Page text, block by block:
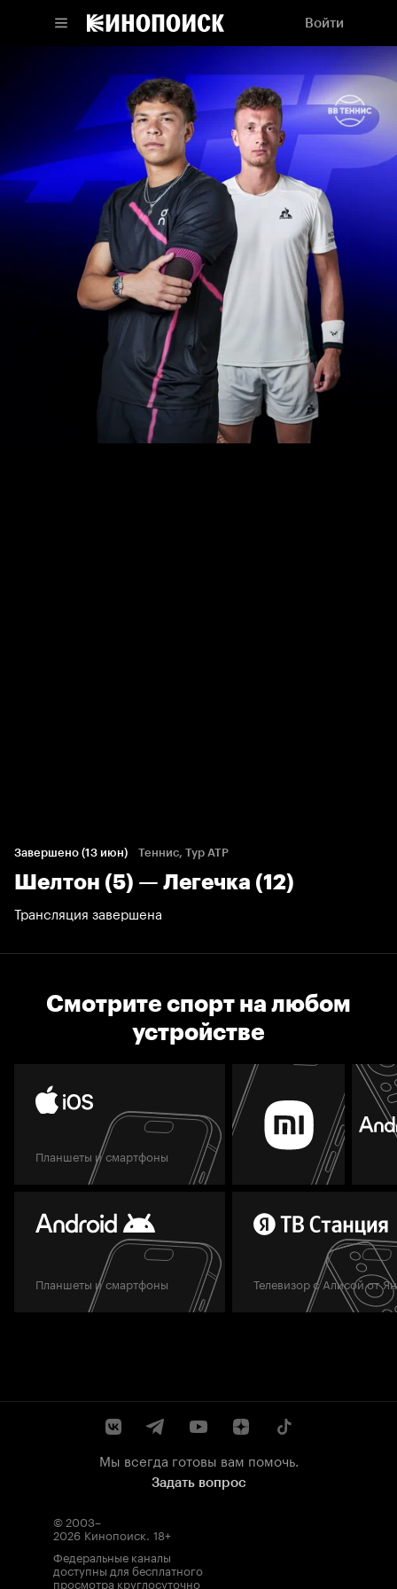
Войти
Завершено (13 июн) Теннис, Тур ATP
Шелтон (5) — Легечка (12)
Трансляция завершена
Смотрите спорт на любом
устройстве
Планшеты и смартфоны
Планшеты и смартфоны Телевизор с Алисой от
Мы всегда готовы вам помочь.
Задать вопрос
© 2003–
2026 Кинопоиск. 18+
Федеральные каналы
доступны для бесплатного
просмотра круглосуточно